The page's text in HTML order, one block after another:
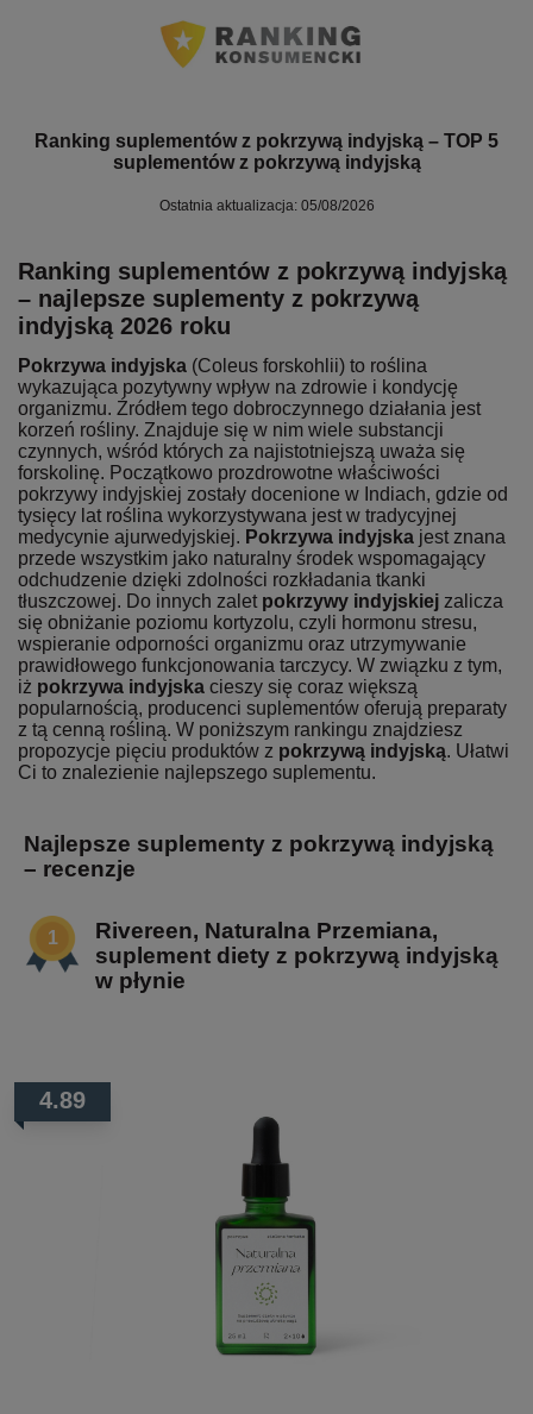
Ranking suplementów z pokrzywą indyjską – TOP 5
suplementów z pokrzywą indyjską
Ostatnia aktualizacja: 05/08/2026
Ranking suplementów z pokrzywą indyjską
– najlepsze suplementy z pokrzywą
indyjską 2026 roku
Pokrzywa indyjska (Coleus forskohlii) to roślina
wykazująca pozytywny wpływ na zdrowie i kondycję
organizmu. Źródłem tego dobroczynnego działania jest
korzeń rośliny. Znajduje się w nim wiele substancji
czynnych, wśród których za najistotniejszą uważa się
forskolinę. Początkowo prozdrowotne właściwości
pokrzywy indyjskiej zostały docenione w Indiach, gdzie od
tysięcy lat roślina wykorzystywana jest w tradycyjnej
medycynie ajurwedyjskiej. Pokrzywa indyjska jest znana
przede wszystkim jako naturalny środek wspomagający
odchudzenie dzięki zdolności rozkładania tkanki
tłuszczowej. Do innych zalet pokrzywy indyjskiej zalicza
się obniżanie poziomu kortyzolu, czyli hormonu stresu,
wspieranie odporności organizmu oraz utrzymywanie
prawidłowego funkcjonowania tarczycy. W związku z tym,
iż pokrzywa indyjska cieszy się coraz większą
popularnością, producenci suplementów oferują preparaty
z tą cenną rośliną. W poniższym rankingu znajdziesz
propozycje pięciu produktów z pokrzywą indyjską. Ułatwi
Ci to znalezienie najlepszego suplementu.
Najlepsze suplementy z pokrzywą indyjską
– recenzje
Rivereen, Naturalna Przemiana,
suplement diety z pokrzywą indyjską
w płynie
4.89